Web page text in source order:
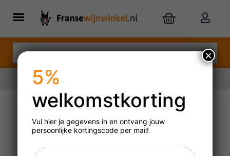
Château Gazin
5%
welkomstkorting
Vul hier je gegevens in en ontvang jouw
persoonlijke kortingscode per mail!
×